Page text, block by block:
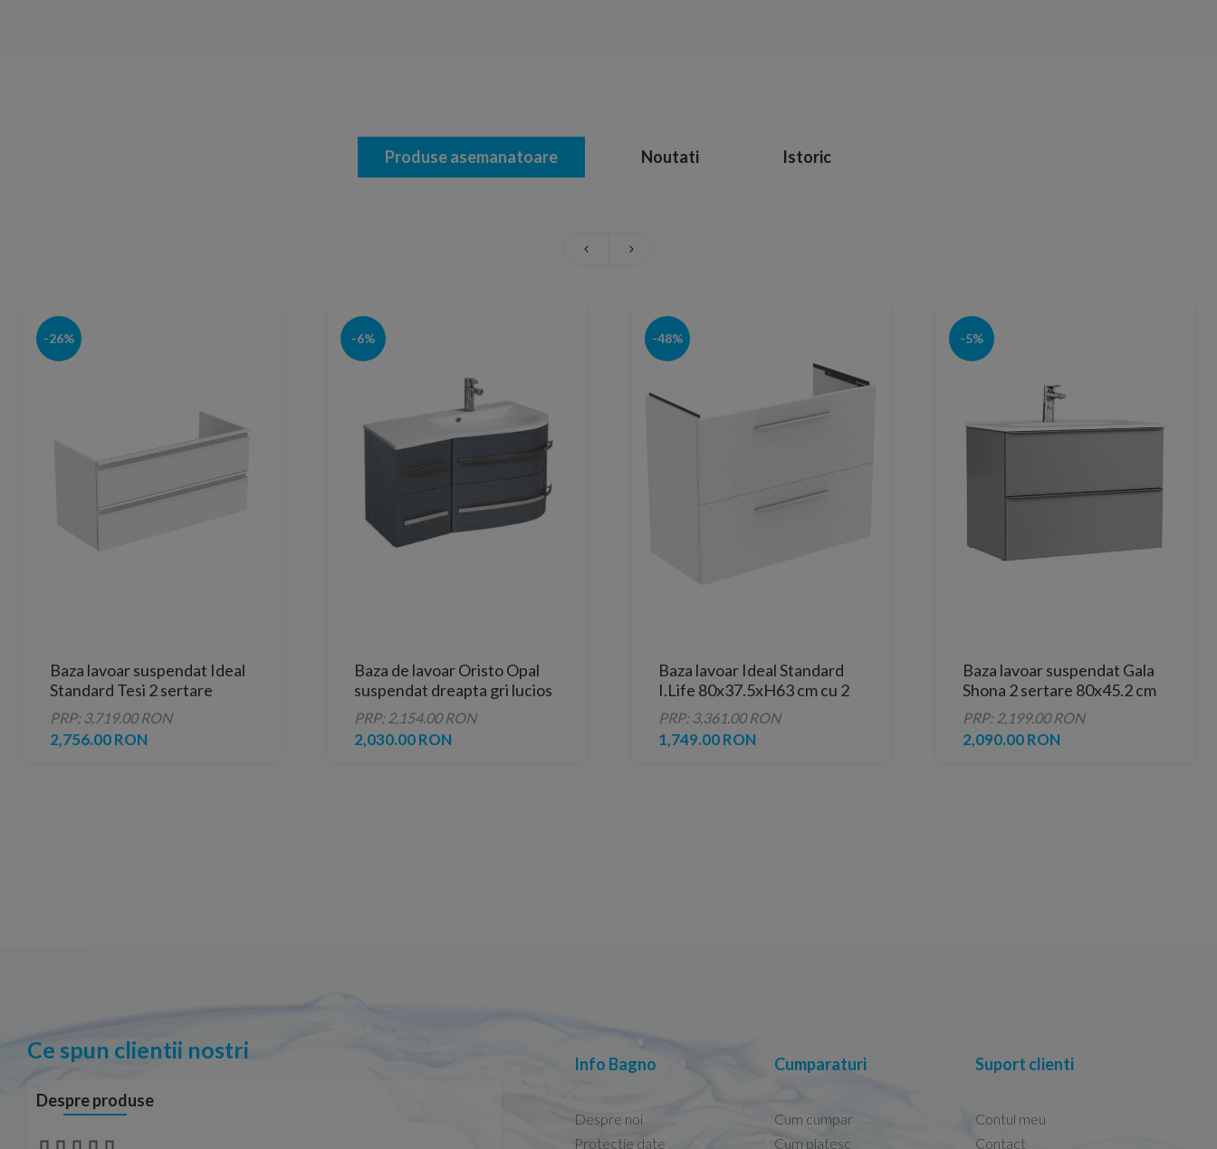
Produse asemanatoare Noutati Istoric
-26%
Baza lavoar suspendat Ideal
Standard Tesi 2 sertare
100x44 cm alb
PRP: 3,719.00 RON
2,756.00 RON
-6%
Baza de lavoar Oristo Opal
suspendat dreapta gri lucios
90x45xH50 cm
PRP: 2,154.00 RON
2,030.00 RON
-48%
Baza lavoar Ideal Standard
I.Life 80x37.5xH63 cm cu 2
sertare
PRP: 3,361.00 RON
1,749.00 RON
-5%
Baza lavoar suspendat Gala
Shona 2 sertare 80x45.2 cm
gri
PRP: 2,199.00 RON
2,090.00 RON
Ce spun clientii nostri
Despre produse
Info Bagno
Despre noi
Protectie date
Cumparaturi
Cum cumpar
Cum platesc
Suport clienti
Contul meu
Contact